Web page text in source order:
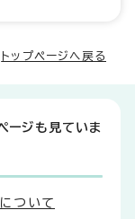
トップページへ戻る
ージも見ていま
ついて